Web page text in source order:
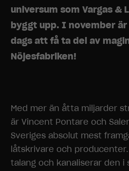
universum som Vargas &
byggt upp. I november
dags att få ta del av
Nöjesfabriken!
Med mer än åtta miljarder
är Vincent Pontare och
Sveriges absolut mest
låtskrivare och
talang och kanaliserar den i